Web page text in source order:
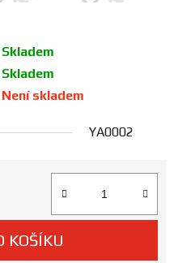
Skladem
Skladem
Není skladem
YA0002
KOŠÍKU